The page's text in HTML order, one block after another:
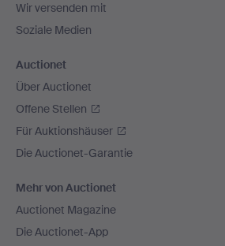
Wir versenden mit
Soziale Medien
Auctionet
Über Auctionet
Offene Stellen
Für Auktionshäuser
Die Auctionet-Garantie
Mehr von Auctionet
Auctionet Magazine
Die Auctionet-App